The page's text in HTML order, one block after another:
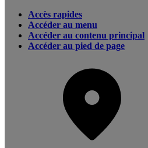
Accès rapides
Accéder au menu
Accéder au contenu principal
Accéder au pied de page